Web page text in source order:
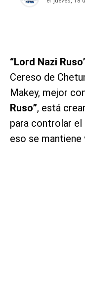
“Lord Nazi
Cereso de
Makey, mejor
Ruso”, está
para controlar el
eso se mantiene